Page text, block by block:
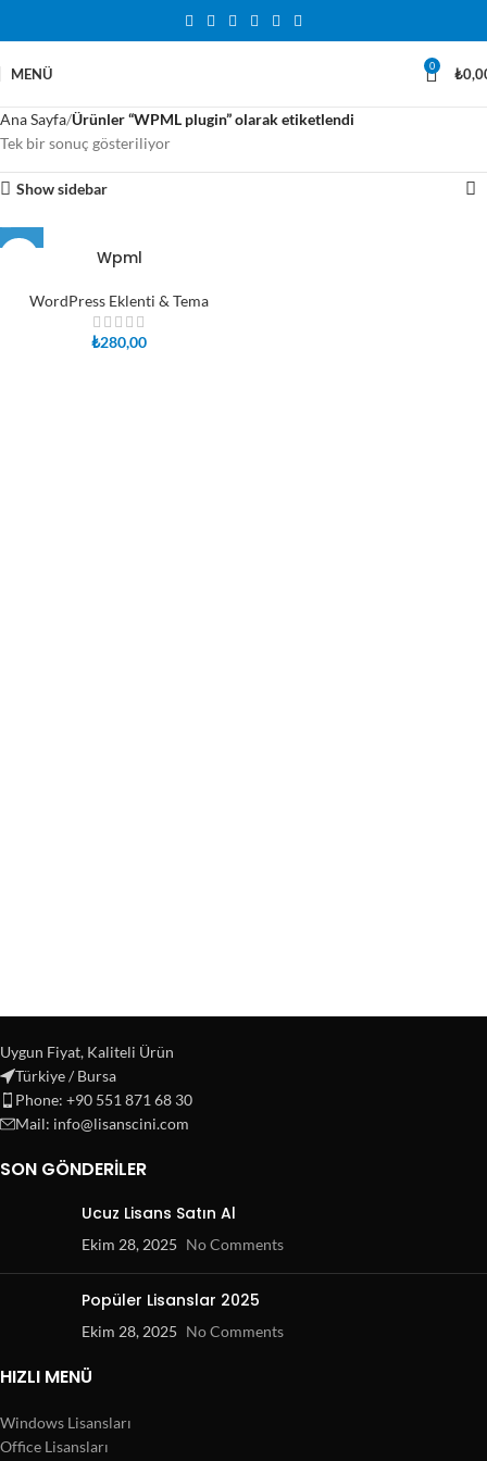
MENÜ 0 ₺
Ana Sayfa Ürünler “WPML plugin” olarak etiketlendi
Tek bir sonuç gösteriliyor
Show sidebar
Wpml
WordPress Eklenti & Tema
₺280,00
Uygun Fiyat, Kaliteli Ürün
Türkiye / Bursa
Phone: +90 551 871 68 30
Mail: info@lisanscini.com
SON GÖNDERILER
Ucuz Lisans Satın Al
Ekim 28, 2025 No Comments
Popüler Lisanslar 2025
Ekim 28, 2025 No Comments
HIZLI MENÜ
Windows Lisansları
Office Lisansları